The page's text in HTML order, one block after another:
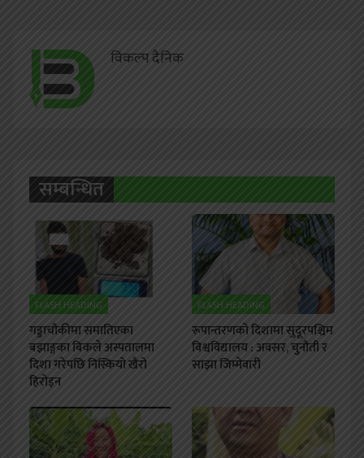
विकल्प दैनिक
सम्बन्धित
FLASH HEADING
गड्डाचौकीमा समातिएका
बझाङ्गका बिकले अस्पतालमा
दिशा गरेपछि निस्कियो खैरो
हिरोइन
FLASH HEADING
रूपान्तरणको दिशामा सुदूरपश्चिम
विश्वविद्यालय : अवसर, चुनौती र
साझा जिम्मेवारी